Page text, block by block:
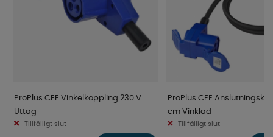
ProPlus CEE Vinkelkoppling 230 V
Uttag
Tillfälligt slut
ProPlus CEE
cm Vinklad
Tillfälligt slut